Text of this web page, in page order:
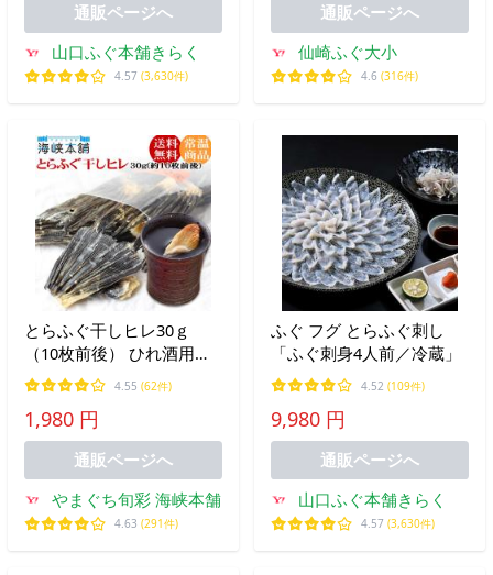
通販ページへ
山口ふぐ本舗きらく
4.57 (3,630件)
通販ページへ
仙崎ふぐ大小
4.6 (316件)
とらふぐ干しヒレ30ｇ
（10枚前後） ひれ酒用と
らふぐひれ ふぐひれ フグ
ヒレ ヒレ酒 尾ひれ使用 メ
ール便送料無料
4.55 (62件)
1,980 円
通販ページへ
やまぐち旬彩 海峡本舗
4.63 (291件)
ふぐ フグ とらふぐ刺し
「ふぐ刺身4人前／冷蔵」
4.52 (109件)
9,980 円
通販ページへ
山口ふぐ本舗きらく
4.57 (3,630件)